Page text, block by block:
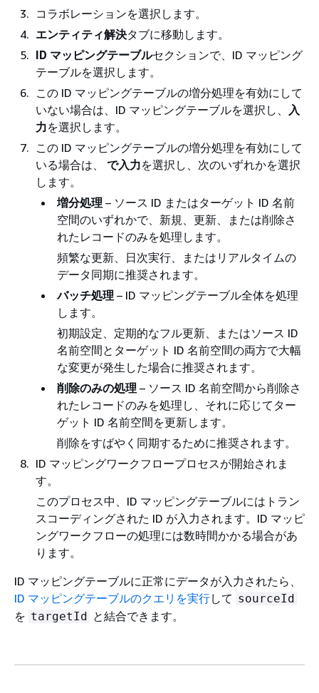
コラボレーションを選択します。
エンティティ解決タブに移動します。
ID マッピングテーブルセクションで、ID マッピング
テーブルを選択します。
この ID マッピングテーブルの増分処理を有効にして
いない場合は、ID マッピングテーブルを選択し、 入
力を選択します。
この ID マッピングテーブルの増分処理を有効にして
いる場合は、 で入力を選択し、次のいずれかを選択
します。
増分処理 – ソース ID またはターゲット ID 名前
空間のいずれかで、新規、更新、または削除さ
れたレコードのみを処理します。
頻繁な更新、日次実行、またはリアルタイムの
データ同期に推奨されます。
バッチ処理 – ID マッピングテーブル全体を処理
します。
初期設定、定期的なフル更新、またはソース ID
名前空間とターゲット ID 名前空間の両方で大幅
な変更が発生した場合に推奨されます。
削除のみの処理 – ソース ID 名前空間から削除さ
れたレコードのみを処理し、それに応じてター
ゲット ID 名前空間を更新します。
削除をすばやく同期するために推奨されます。
ID マッピングワークフロープロセスが開始されま
す。
このプロセス中、ID マッピングテーブルにはトラン
スコーディングされた ID が入力されます。ID マッピ
ングワークフローの処理には数時間かかる場合があ
ります。
ID マッピングテーブルに正常にデータが入力されたら、
ID マッピングテーブルのクエリを実行して sourceId
を targetId と結合できます。